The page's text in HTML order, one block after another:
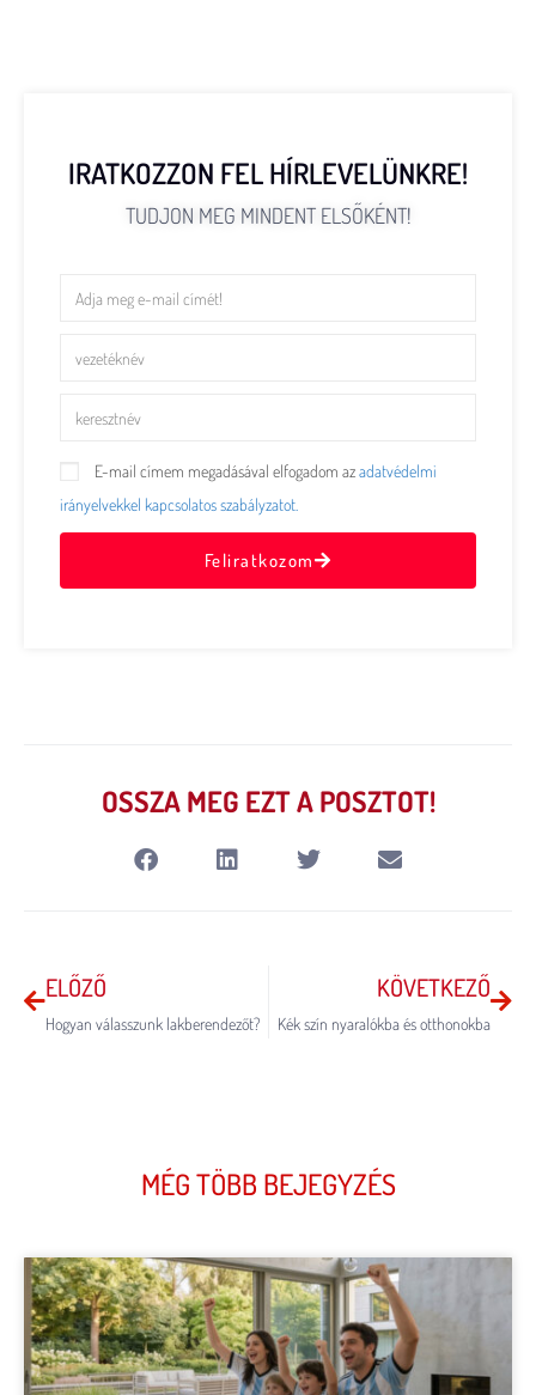
IRATKOZZON FEL HÍRLEVELÜNKRE!
TUDJON MEG MINDENT ELSŐKÉNT!
E-mail címem megadásával elfogadom azadatvédelmi
irányelvekkel kapcsolatos szabályzatot.
Feliratkozom
OSSZA MEG EZT A POSZTOT!
ELŐZŐ
Hogyan válasszunk lakberendezőt?
KÖVETKEZŐ
Kék szín nyaralókba és otthonokba
MÉG TÖBB BEJEGYZÉS